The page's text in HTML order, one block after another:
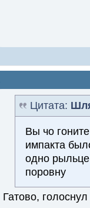
Цитата:
Вы чо
импакта
одно рыльце
поровну
Гатово,